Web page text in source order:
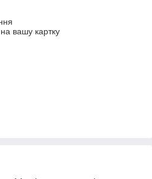
вашу картку